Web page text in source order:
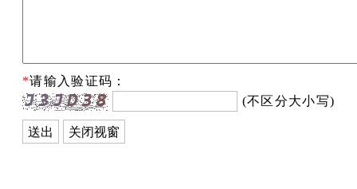
*请输入验证码：
(不区分大小写)